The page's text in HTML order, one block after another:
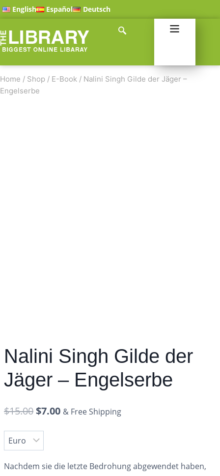
English Español Deutsch
Home / Shop / E-Book / Nalini Singh Gilde der Jäger –
Engelserbe
Nalini Singh Gilde der
Jäger – Engelserbe
$15.00 $7.00 & Free Shipping
Nachdem sie die letzte Bedrohung abgewendet haben,